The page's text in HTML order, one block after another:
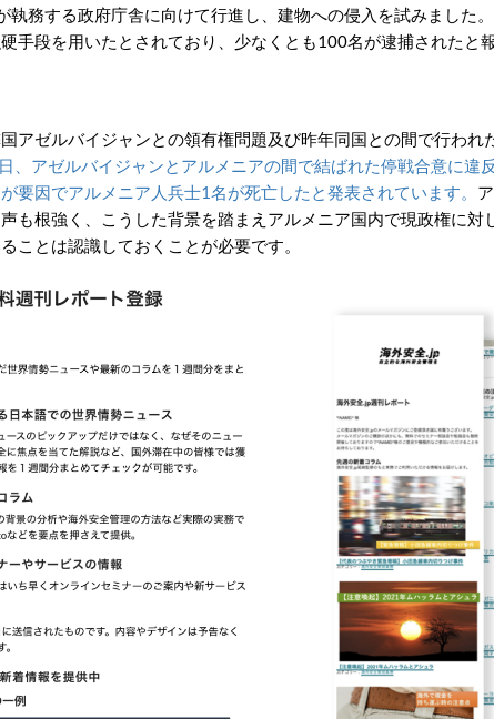
執務する政府庁舎に向けて行進し、建物への侵入を試みました
手段を用いたとされており、少なくとも100名が逮捕されたと
アゼルバイジャンとの領有権問題及び昨年同国との間で行われ
、アゼルバイジャンとアルメニアの間で結ばれた停戦合意に違
要因でアルメニア人兵士1名が死亡したと発表されています。
も根強く、こうした背景を踏まえアルメニア国内で現政権に対
ことは認識しておくことが必要です。